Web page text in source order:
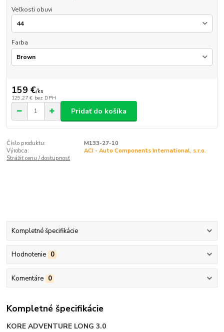
Veľkosti obuvi
Farba
159 €/ks
129,27 € bez DPH
Pridať do košíka
Číslo produktu:
M133-27-10
Výrobca:
ACI - Auto Components International, s.r.o.
Strážiť cenu / dostupnosť
Kompletné špecifikácie
Hodnotenie 0
Komentáre 0
Kompletné špecifikácie
KORE ADVENTURE LONG 3.0